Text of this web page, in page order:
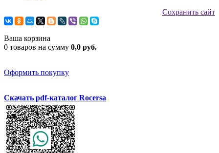
Сохранить сайт
Ваша корзина
0 товаров на сумму 0,0 руб.
Оформить покупку
Скачать pdf-каталог Rocersa